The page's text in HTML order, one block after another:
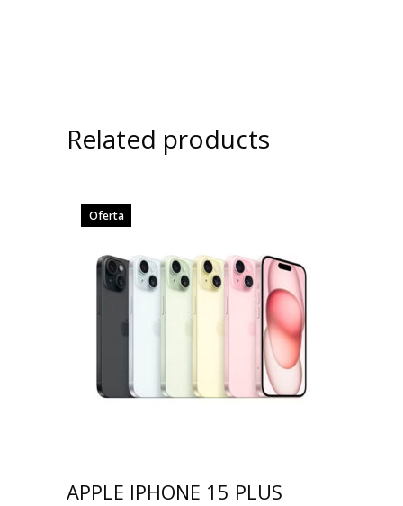
Related products
Oferta
APPLE IPHONE 15 PLUS